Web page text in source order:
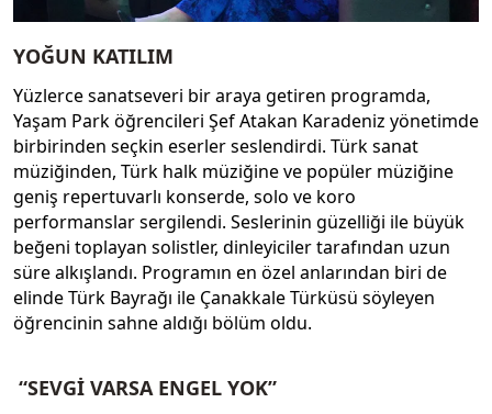
YOĞUN KATILIM
Yüzlerce sanatseveri bir araya getiren programda,
Yaşam Park öğrencileri Şef Atakan Karadeniz yönetimde
birbirinden seçkin eserler seslendirdi. Türk sanat
müziğinden, Türk halk müziğine ve popüler müziğine
geniş repertuvarlı konserde, solo ve koro
performanslar sergilendi. Seslerinin güzelliği ile büyük
beğeni toplayan solistler, dinleyiciler tarafından uzun
süre alkışlandı. Programın en özel anlarından biri de
elinde Türk Bayrağı ile Çanakkale Türküsü söyleyen
öğrencinin sahne aldığı bölüm oldu.
“SEVGİ VARSA ENGEL YOK”